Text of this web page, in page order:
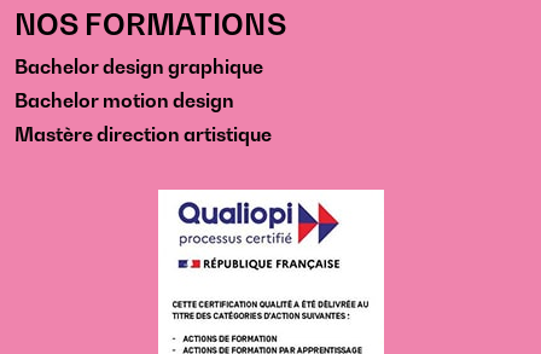
NOS FORMATIONS
Bachelor design graphique
Bachelor motion design
Mastère direction artistique